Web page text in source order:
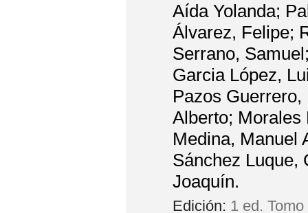
Aída Yolanda;
Álvarez, Felipe;
Serrano,
Garcia López,
Pazos
Alberto; Morales
Medina, Manuel
Sánchez Luque,
Joaquín.
Edición: 1 ed. Tomo